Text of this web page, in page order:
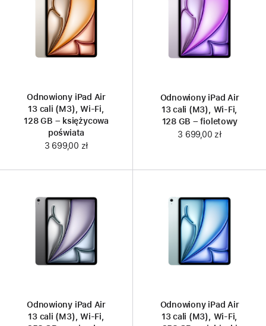
Odnowiony iPad Air
13 cali (M3), Wi-Fi,
128 GB – księżycowa
poświata
3 699,00 zł
Odnowiony iPad Air
13 cali (M3), Wi-Fi,
128 GB – fioletowy
3 699,00 zł
Odnowiony iPad Air
13 cali (M3), Wi-Fi,
Odnowiony iPad Air
13 cali (M3), Wi-Fi,